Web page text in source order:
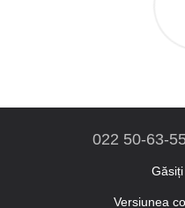
022 50-63-
Versiunea